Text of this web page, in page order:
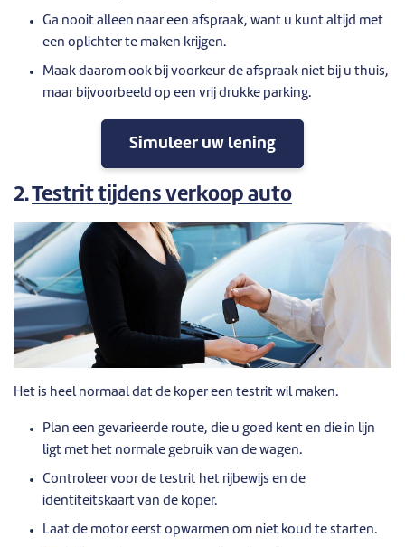
Ga nooit alleen naar een afspraak, want u kunt altijd met
een oplichter te maken krijgen.
Maak daarom ook bij voorkeur de afspraak niet bij u thuis,
maar bijvoorbeeld op een vrij drukke parking.
Simuleer uw lening
2.Testrit tijdens verkoop auto
Het is heel normaal dat de koper een testrit wil maken.
Plan een gevarieerde route, die u goed kent en die in lijn
ligt met het normale gebruik van de wagen.
Controleer voor de testrit het rijbewijs en de
identiteitskaart van de koper.
Laat de motor eerst opwarmen om niet koud te starten.